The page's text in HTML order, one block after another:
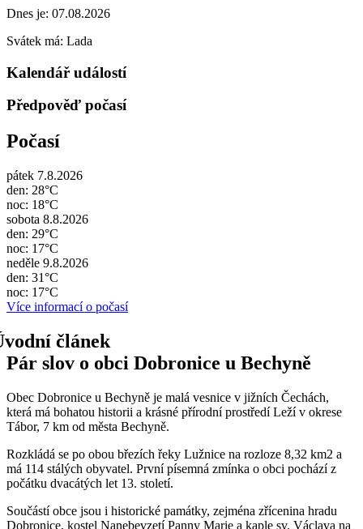
Dnes je: 07.08.2026
Svátek má: Lada
Kalendář událostí
Předpověď počasí
Počasí
pátek 7.8.2026
den: 28°C
noc: 18°C
sobota 8.8.2026
den: 29°C
noc: 17°C
neděle 9.8.2026
den: 31°C
noc: 17°C
Více informací o počasí
Pár slov o obci Dobronice u Bechyně
Obec Dobronice u Bechyně je malá vesnice v jižních Čechách,
která má bohatou historii a krásné přírodní prostředí Leží v okrese
Tábor, 7 km od města Bechyně.
Rozkládá se po obou březích řeky Lužnice na rozloze 8,32 km2 a
má 114 stálých obyvatel. První písemná zmínka o obci pochází z
počátku dvacátých let 13. století.
Součástí obce jsou i historické památky, zejména zřícenina hradu
Dobronice, kostel Nanebevzetí Panny Marie a kaple sv. Václava na